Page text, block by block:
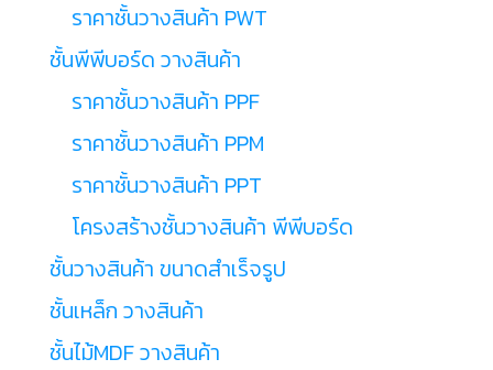
ราคาชั้นวางสินค้า PWT
ชั้นพีพีบอร์ด วางสินค้า
ราคาชั้นวางสินค้า PPF
ราคาชั้นวางสินค้า PPM
ราคาชั้นวางสินค้า PPT
โครงสร้างชั้นวางสินค้า พีพีบอร์ด
ชั้นวางสินค้า ขนาดสำเร็จรูป
ชั้นเหล็ก วางสินค้า
ชั้นไม้MDF วางสินค้า